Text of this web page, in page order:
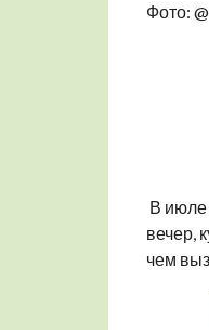
Фото:
В июле
вечер,
чем